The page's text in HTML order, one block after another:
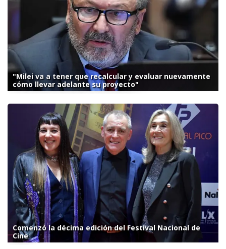
"Milei va a tener que recalcular y evaluar nuevamente
cómo llevar adelante su proyecto"
Comenzó la décima edición del Festival Nacional de
Cine